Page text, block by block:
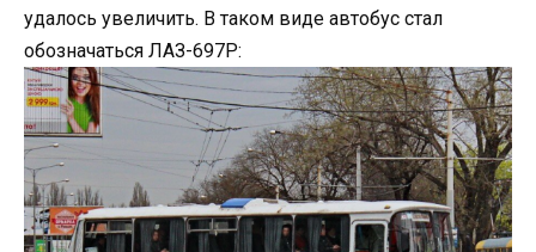
удалось увеличить. В таком виде автобус стал
обозначаться ЛАЗ-697Р: